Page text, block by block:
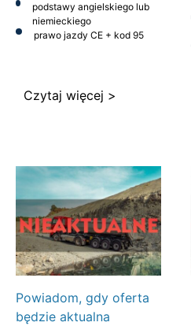
podstawy angielskiego lub
niemieckiego
prawo jazdy CE + kod 95
Czytaj więcej >
Powiadom, gdy oferta
będzie aktualna